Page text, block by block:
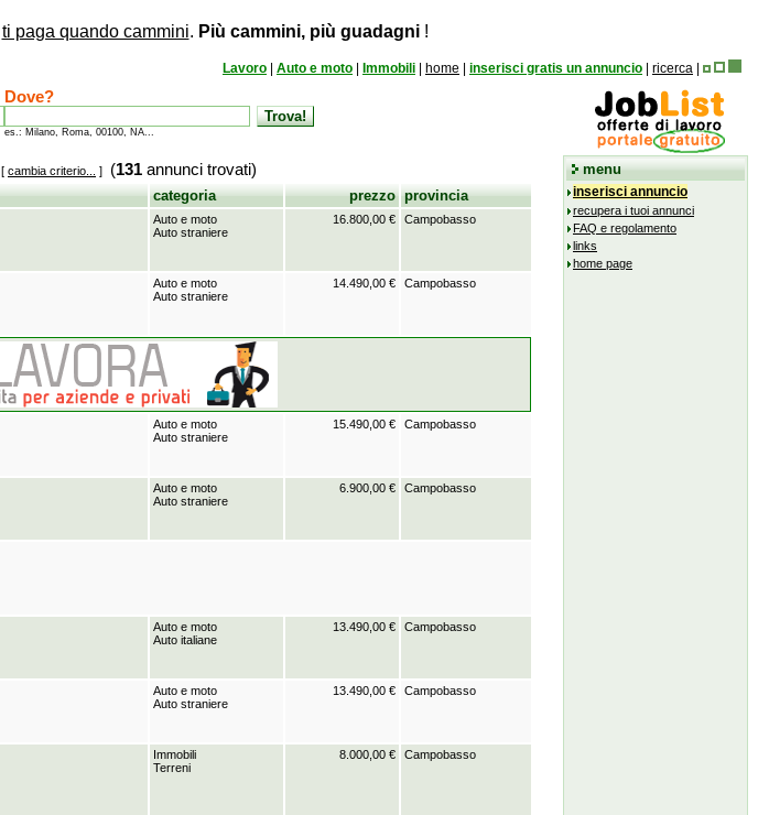
ti paga quando cammini. Più cammini, più guadagni!
Lavoro Auto e moto Immobili home inserisci gratis un annuncio ricerca
Dove?
es.: Milano, Roma, 00100, NA...
[ cambia criterio... ] (131 annunci trovati)
categoria prezzo provincia
Auto e moto
Auto straniere
16.800,00 € Campobasso
Auto e moto
Auto straniere
14.490,00 € Campobasso
Auto e moto
Auto straniere
15.490,00 € Campobasso
Auto e moto
Auto straniere
6.900,00 € Campobasso
Auto e moto
Auto italiane
13.490,00 € Campobasso
Auto e moto
Auto straniere
13.490,00 € Campobasso
Immobili
Terreni
8.000,00 € Campobasso
menu
inserisci annuncio
recupera i tuoi annunci
FAQ e regolamento
links
home page